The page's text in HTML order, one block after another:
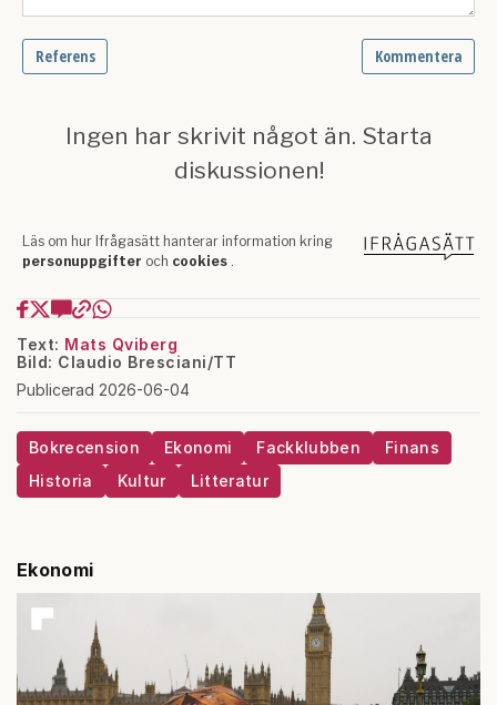
Text: Mats Qviberg
Bild: Claudio Bresciani/TT
Publicerad 2026-06-04
Bokrecension Ekonomi Fackklubben
Finans
Historia
Kultur Litteratur
Ekonomi